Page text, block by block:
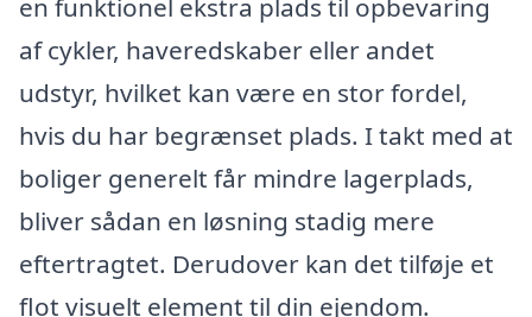
en funktionel ekstra plads til opbevaring
af cykler, haveredskaber eller andet
udstyr, hvilket kan være en stor fordel,
hvis du har begrænset plads. I takt med at
boliger generelt får mindre lagerplads,
bliver sådan en løsning stadig mere
eftertragtet. Derudover kan det tilføje et
flot visuelt element til din ejendom.